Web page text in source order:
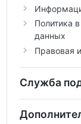
Политика
данных
Правовая
Служба